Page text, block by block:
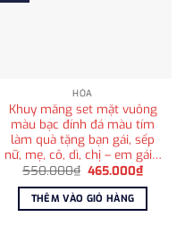
HỎA
Khuy măng set mặt vuông
màu bạc đính đá màu tím
làm quà tặng bạn gái, sếp
nữ, mẹ, cô, dì, chị – em gái…
550.000₫ Giá
là:
550.000₫.
465.000₫Giá
hiện
tại
THÊM VÀO GIỎ HÀNG